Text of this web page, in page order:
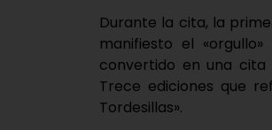
Durante la cita, la
manifiesto el
convertido en una cita
Trece ediciones que
Tordesillas».